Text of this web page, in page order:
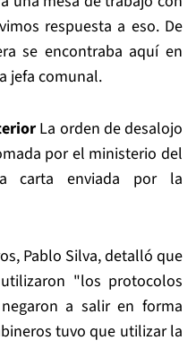
respuesta a eso. De
se encontraba aquí en
jefa comunal.
La orden de desalojo
por el ministerio del
carta enviada por la
Pablo Silva, detalló que
"los protocolos
a salir en forma
tuvo que utilizar la